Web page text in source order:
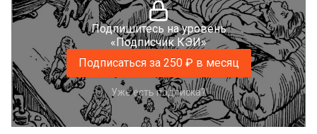
Подпишитесь на уровень
«Подписчик КЭИ»
Подписаться за 250 ₽ в месяц
Уже есть подписка?